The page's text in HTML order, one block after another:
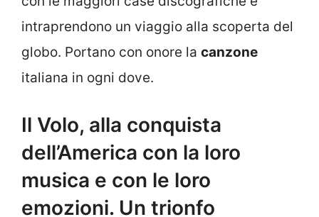
intraprendono un viaggio alla scoperta del
globo. Portano con onore la canzone
italiana in ogni dove.
Il Volo, alla conquista
dell’America con la loro
musica e con le loro
emozioni. Un trionfo